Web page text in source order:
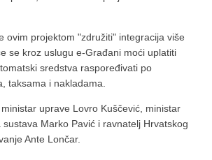
ovim projektom "združiti" integracija više
se kroz uslugu e-Građani moći uplatiti
sredstva raspoređivati po
taksama i nakladama.
uprave Lovro Kuščević, ministar
Marko Pavić i ravnatelj Hrvatskog
Ante Lončar.